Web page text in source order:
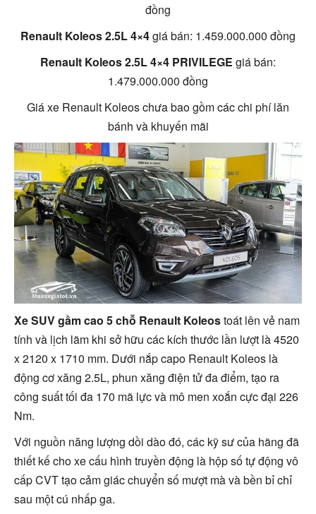
đồng
Renault Koleos 2.5L 4×4giá bán: 1.459.000.000 đồng
Renault Koleos 2.5L 4×4 PRIVILEGE giá bán:
1.479.000.000 đồng
Giá xe Renault Koleos chưa bao gồm các chi phí lăn
bánh và khuyến mãi
Xe SUV gầm cao 5 chỗ Renault Koleostoát lên vẻ nam
tính và lịch lãm khi sở hữu các kích thước lần lượt là 4520
x 2120 x 1710 mm. Dưới nắp capo Renault Koleos là
động cơ xăng 2.5L, phun xăng điện tử đa điểm, tạo ra
công suất tối đa 170 mã lực và mô men xoắn cực đại 226
Nm.
Với nguồn năng lượng dồi dào đó, các kỹ sư của hãng đã
thiết kế cho xe cấu hình truyền động là hộp số tự động vô
cấp CVT tạo cảm giác chuyển số mượt mà và bền bỉ chỉ
sau một cú nhấp ga.